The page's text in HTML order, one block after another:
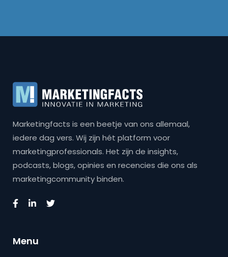
Marketingfacts is een beetje van ons allemaal,
iedere dag vers. Wij zijn hét platform voor
marketingprofessionals. Het zijn de insights,
podcasts, blogs, opinies en recencies die ons als
marketingcommunity binden.
Menu